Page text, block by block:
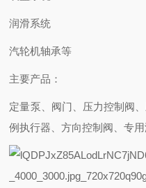
润滑系统
汽轮机轴承等
主要产品：
定量泵、阀门、压力控制阀
例执行器、方向控制阀、专用